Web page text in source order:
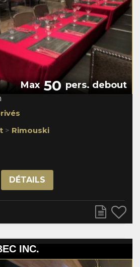
Max50pers. debout
> Rimouski
DÉTAILS
INC.